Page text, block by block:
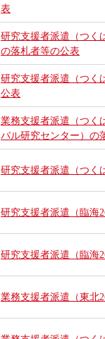
表
研究支援者派遣（つく
の落札者等の公表
研究支援者派遣（つく
公表
業務支援者派遣（つく
バル研究センター）の
研究支援者派遣（つく
研究支援者派遣（臨海
研究支援者派遣（臨海
業務支援者派遣（東北